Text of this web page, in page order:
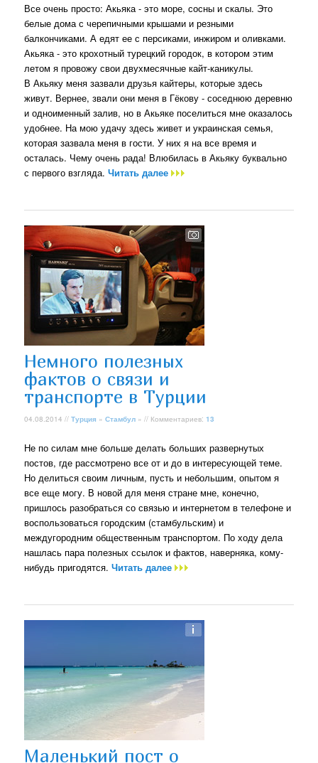
Все очень просто: Акьяка - это море, сосны и скалы. Это
белые дома с черепичными крышами и резными
балкончиками. А едят ее с персиками, инжиром и оливками.
Акьяка - это крохотный турецкий городок, в котором этим
летом я провожу свои двухмесячные кайт-каникулы.
В Акьяку меня зазвали друзья кайтеры, которые здесь
живут. Вернее, звали они меня в Гёкову - соседнюю деревню
и одноименный залив, но в Акьяке поселиться мне оказалось
удобнее. На мою удачу здесь живет и украинская семья,
которая зазвала меня в гости. У них я на все время и
осталась. Чему очень рада! Влюбилась в Акьяку буквально
с первого взгляда.Читать далее
Немного полезных
фактов о связи и
транспорте в Турции
04.08.2014 //Турция »Стамбул » // Комментариев:13
Не по силам мне больше делать больших развернутых
постов, где рассмотрено все от и до в интересующей теме.
Но делиться своим личным, пусть и небольшим, опытом я
все еще могу. В новой для меня стране мне, конечно,
пришлось разобраться со связью и интернетом в телефоне и
воспользоваться городским (стамбульским) и
междугородним общественным транспортом. По ходу дела
нашлась пара полезных ссылок и фактов, наверняка, кому-
нибудь пригодятся.Читать далее
Маленький пост о